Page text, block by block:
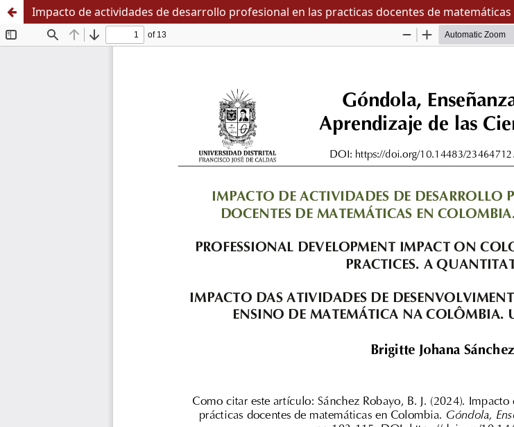
Impacto de actividades de desarrollo profesional en las practicas docentes de